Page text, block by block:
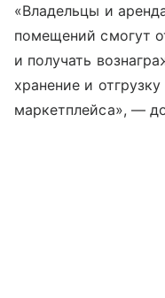
«Владельцы и
помещений смогут
и получать
хранение и
маркетплейса», —